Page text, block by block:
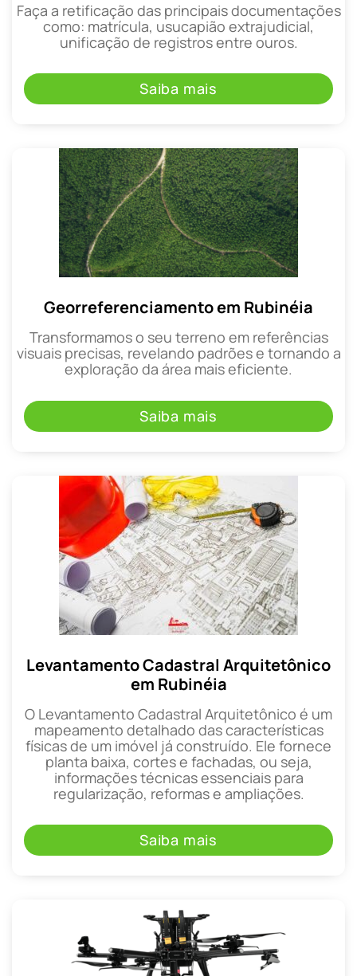
Faça a retificação das principais documentações
como: matrícula, usucapião extrajudicial,
unificação de registros entre ouros.
Saiba mais
Georreferenciamento em Rubinéia
Transformamos o seu terreno em referências
visuais precisas, revelando padrões e tornando a
exploração da área mais eficiente.
Saiba mais
Levantamento Cadastral Arquitetônico
em Rubinéia
O Levantamento Cadastral Arquitetônico é um
mapeamento detalhado das características
físicas de um imóvel já construído. Ele fornece
planta baixa, cortes e fachadas, ou seja,
informações técnicas essenciais para
regularização, reformas e ampliações.
Saiba mais